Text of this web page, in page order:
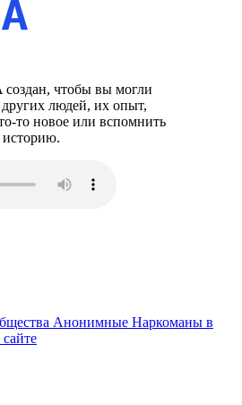
чтобы вы могли
людей, их опыт,
то новое или вспомнить
Анонимные Наркоманы в